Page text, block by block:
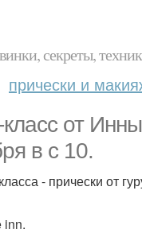
секреты,
прически и
от
в с 10.
- прически от
inn.